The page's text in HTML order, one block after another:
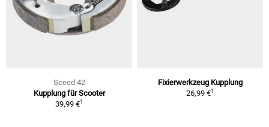
Sceed 42
Kupplung für Scooter
39,99 €1
Fixierwerkzeug Kupplung
26,99 €1